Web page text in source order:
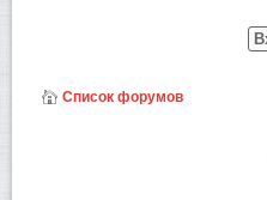
Список форумов